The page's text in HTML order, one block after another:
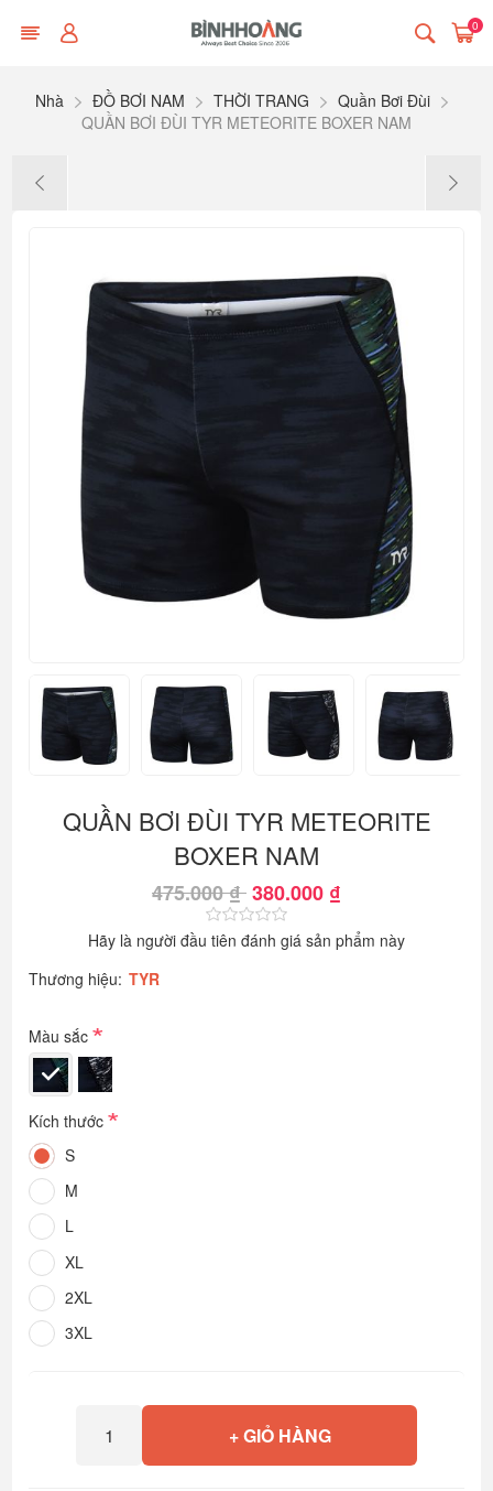
0
Nhà ĐỒ BƠI NAM THỜI TRANG
Quần Bơi Đùi
QUẦN BƠI ĐÙI TYR METEORITE BOXER NAM
QUẦN BƠI ĐÙI TYR METEORITE
BOXER NAM
475.000 ₫380.000 ₫
Hãy là người đầu tiên đánh giá sản phẩm này
Thương hiệu: TYR
Màu sắc*
Kích thước*
S
M
L
XL
2XL
3XL
+ GIỎ HÀNG